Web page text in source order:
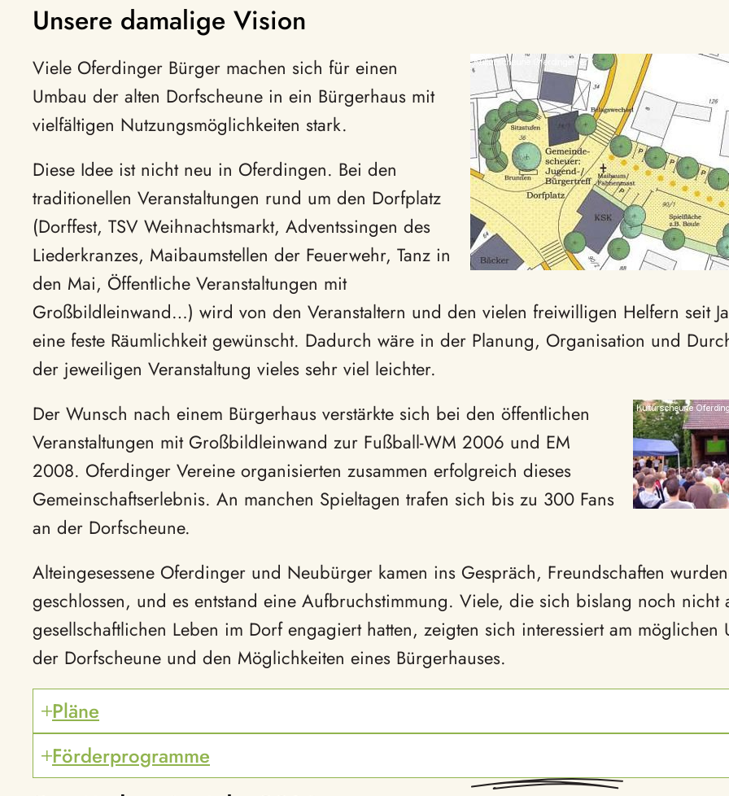
Unsere damalige Vision
Viele Oferdinger Bürger machen sich für einen
Umbau der alten Dorfscheune in ein Bürgerhaus mit
vielfältigen Nutzungsmöglichkeiten stark.
Diese Idee ist nicht neu in Oferdingen. Bei den
traditionellen Veranstaltungen rund um den Dorfplatz
(Dorffest, TSV Weihnachtsmarkt, Adventssingen des
Liederkranzes, Maibaumstellen der Feuerwehr, Tanz in
den Mai, Öffentliche Veranstaltungen mit
Großbildleinwand…) wird von den Veranstaltern und den vielen freiwilligen Helfern seit
eine feste Räumlichkeit gewünscht. Dadurch wäre in der Planung, Organisation und
der jeweiligen Veranstaltung vieles sehr viel leichter.
Der Wunsch nach einem Bürgerhaus verstärkte sich bei den öffentlichen
Veranstaltungen mit Großbildleinwand zur Fußball-WM 2006 und EM
2008. Oferdinger Vereine organisierten zusammen erfolgreich dieses
Gemeinschaftserlebnis. An manchen Spieltagen trafen sich bis zu 300 Fans
an der Dorfscheune.
Alteingesessene Oferdinger und Neubürger kamen ins Gespräch, Freundschaften wurden
geschlossen, und es entstand eine Aufbruchstimmung. Viele, die sich bislang noch nicht
gesellschaftlichen Leben im Dorf engagiert hatten, zeigten sich interessiert am möglichen
der Dorfscheune und den Möglichkeiten eines Bürgerhauses.
Pläne
Förderprogramme